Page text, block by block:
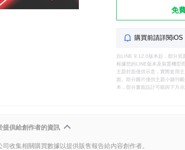
免
購買前請詳閱iOS
自LINE 9.12.0版本起，部分頁
根據您的LINE版本及裝置機型
主題封面僅供示意，實際套用
面。部分圖片僅供主題小舖刊
本，部分畫面設計可能與下方示
提供給創作者的資訊
司收集相關購買數據以提供販售報告給內容創作者。